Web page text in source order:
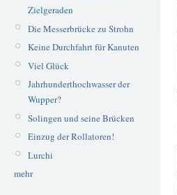
Zielgeraden
Die Messerbrücke zu Strohn
Keine Durchfahrt für Kanuten
Viel Glück
Jahrhunderthochwasser der
Wupper?
Solingen und seine Brücken
Einzug der Rollatoren!
Lurchi
mehr